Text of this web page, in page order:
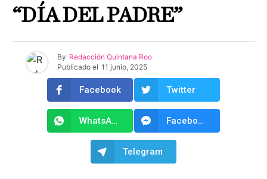
“DÍA DEL PADRE”
By Redacción Quintana Roo
Publicado el 11 junio, 2025
Facebook Twitter
WhatsApp Facebook Messenger
Telegram